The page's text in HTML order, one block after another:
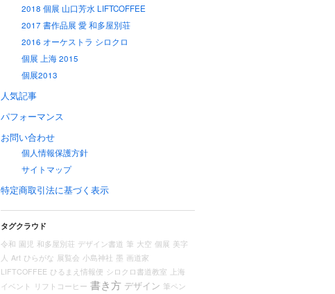
2018 個展 山口芳水 LIFTCOFFEE
2017 書作品展 愛 和多屋別荘
2016 オーケストラ シロクロ
個展 上海 2015
個展2013
人気記事
パフォーマンス
お問い合わせ
個人情報保護方針
サイトマップ
特定商取引法に基づく表示
タグクラウド
令和 園児 和多屋別荘 デザイン書道 筆 大空 個展 美字
人 Art ひらがな 展覧会 小島神社 墨 画道家
LIFTCOFFEE ひるまえ情報便 シロクロ書道教室
上海
イベント
リフトコーヒー 書き方 デザイン 筆ペン